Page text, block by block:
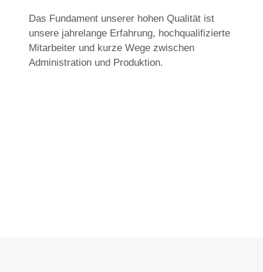
Das Fundament unserer hohen Qualität ist
unsere jahrelange Erfahrung, hochqualifizierte
Mitarbeiter und kurze Wege zwischen
Administration und Produktion.